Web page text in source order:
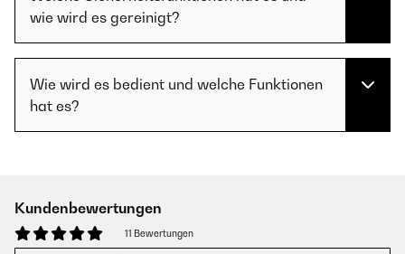
wie wird es gereinigt?
Wie wird es bedient und welche Funktionen
hat es?
Kundenbewertungen
11 Bewertungen